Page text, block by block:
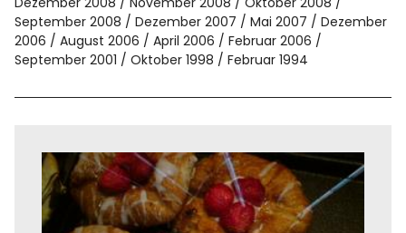
September 2008
Dezember 2007 Mai 2007
Dezember
2006
August 2006 April 2006
Februar 2006
September 2001
Oktober 1998 Februar 1994